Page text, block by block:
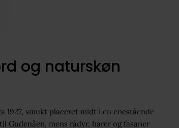
og naturskøn
1927, smukt placeret midt i en enestående
Gudenåen, mens rådyr, harer og fasaner